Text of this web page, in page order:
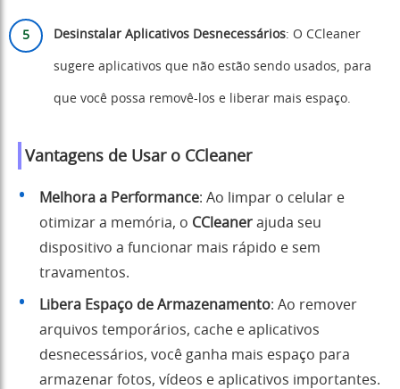
Desinstalar Aplicativos Desnecessários: O CCleaner
sugere aplicativos que não estão sendo usados, para
que você possa removê-los e liberar mais espaço.
Vantagens de Usar o CCleaner
Melhora a Performance: Ao limpar o celular e
otimizar a memória, o CCleaner ajuda seu
dispositivo a funcionar mais rápido e sem
travamentos.
Libera Espaço de Armazenamento: Ao remover
arquivos temporários, cache e aplicativos
desnecessários, você ganha mais espaço para
armazenar fotos, vídeos e aplicativos importantes.